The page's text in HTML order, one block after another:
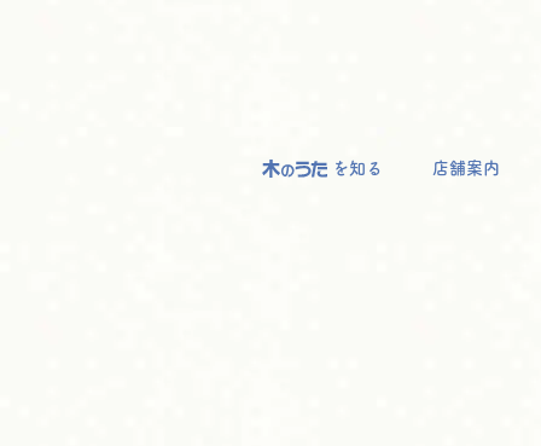
を知る 店舗案内